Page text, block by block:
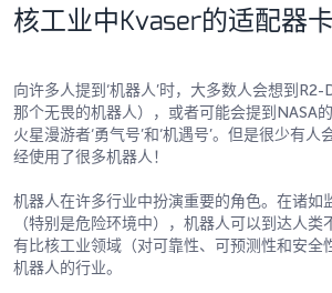
核工业中Kvaser的适配器
向许多人提到‘机器人’时，大多数人会想到
那个无畏的机器人），或者可能会提到NASA
火星漫游者‘勇气号’和‘机遇号’。但是很少有
经使用了很多机器人！
机器人在许多行业中扮演重要的角色。在诸如
（特别是危险环境中），机器人可以到达人类
有比核工业领域（对可靠性、可预测性和安全
机器人的行业。